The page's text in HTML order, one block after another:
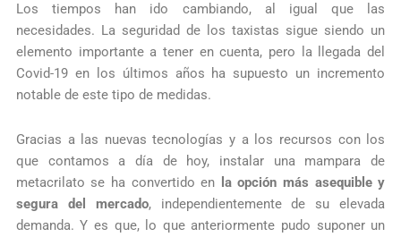
Los tiempos han ido cambiando, al igual que las
necesidades. La seguridad de los taxistas sigue siendo un
elemento importante a tener en cuenta, pero la llegada del
Covid-19 en los últimos años ha supuesto un incremento
notable de este tipo de medidas.
Gracias a las nuevas tecnologías y a los recursos con los
que contamos a día de hoy, instalar una mampara de
metacrilato se ha convertido en
la opción más asequible y
segura del mercado, independientemente de su elevada
demanda. Y es que, lo que anteriormente pudo suponer un